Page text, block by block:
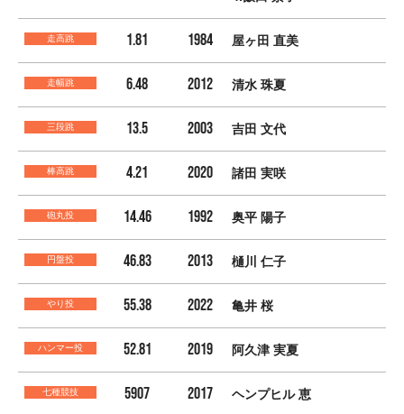
走高跳 1.81 1984 屋ヶ田 直美
走幅跳 6.48 2012 清水 珠夏
三段跳 13.5 2003 吉田 文代
棒高跳 4.21 2020 諸田 実咲
砲丸投 14.46 1992 奥平 陽子
円盤投 46.83 2013 樋川 仁子
やり投 55.38 2022 亀井 桜
ハンマー投 52.81 2019 阿久津 実夏
七種競技 5907 2017 ヘンプヒル 恵